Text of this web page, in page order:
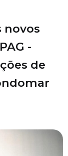
novos
-
de